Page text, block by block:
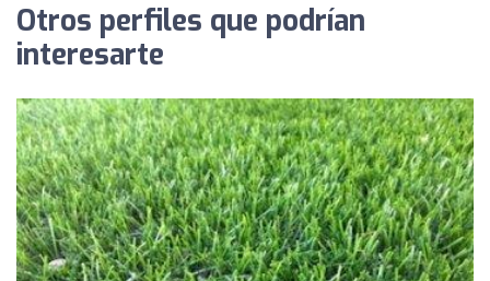
Otros perfiles que podrían
interesarte